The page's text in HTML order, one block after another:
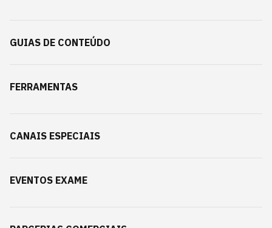
GUIAS DE CONTEÚDO
FERRAMENTAS
CANAIS ESPECIAIS
EVENTOS EXAME